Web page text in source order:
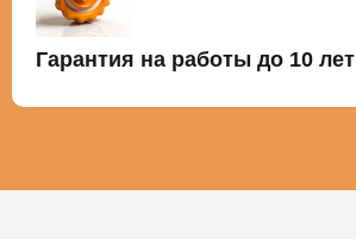
Гарантия на работы до 10 лет